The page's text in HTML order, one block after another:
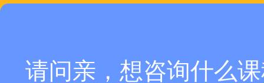
请问亲，想咨询什么